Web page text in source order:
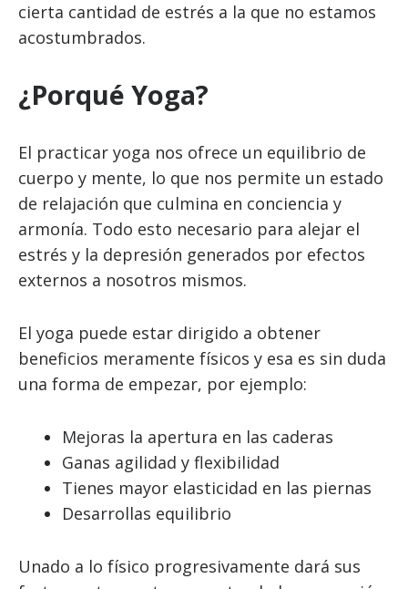
cierta cantidad de estrés a la que no estamos
acostumbrados.
¿Porqué Yoga?
El practicar yoga nos ofrece un equilibrio de
cuerpo y mente, lo que nos permite un estado
de relajación que culmina en conciencia y
armonía. Todo esto necesario para alejar el
estrés y la depresión generados por efectos
externos a nosotros mismos.
El yoga puede estar dirigido a obtener
beneficios meramente físicos y esa es sin duda
una forma de empezar, por ejemplo:
Mejoras la apertura en las caderas
Ganas agilidad y flexibilidad
Tienes mayor elasticidad en las piernas
Desarrollas equilibrio
Unado a lo físico progresivamente dará sus